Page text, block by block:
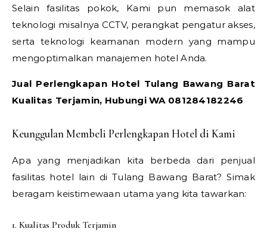
Selain fasilitas pokok, Kami pun memasok alat
teknologi misalnya CCTV, perangkat pengatur akses,
serta teknologi keamanan modern yang mampu
mengoptimalkan manajemen hotel Anda.
Jual Perlengkapan Hotel Tulang Bawang Barat
Kualitas Terjamin, Hubungi WA 081284182246
Keunggulan Membeli Perlengkapan Hotel di Kami
Apa yang menjadikan kita berbeda dari penjual
fasilitas hotel lain di Tulang Bawang Barat? Simak
beragam keistimewaan utama yang kita tawarkan:
1. Kualitas Produk Terjamin